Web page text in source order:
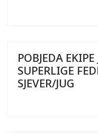
POBJEDA
SUPERLIGE
SJEVER/JUG